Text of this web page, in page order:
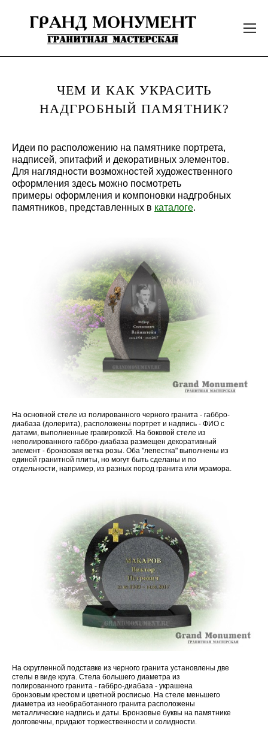
ЧЕМ И КАК УКРАСИТЬ
НАДГРОБНЫЙ ПАМЯТНИК?
Идеи по расположению на памятнике портрета,
надписей, эпитафий и декоративных элементов.
Для наглядности возможностей художественного
оформления здесь можно посмотреть
примеры оформления и компоновки надгробных
памятников, представленных в каталоге.
На основной стеле из полированного черного гранита - габбро-
диабаза (долерита), расположены портрет и надпись - ФИО с
датами, выполненные гравировкой. На боковой стеле из
неполированного габбро-диабаза размещен декоративный
элемент - бронзовая ветка розы. Оба "лепестка" выполнены из
единой гранитной плиты, но могут быть сделаны и по
отдельности, например, из разных пород гранита или мрамора.
На скругленной подставке из черного гранита установлены две
стелы в виде круга. Стела большего диаметра из
полированного гранита - габбро-диабаза - украшена
бронзовым крестом и цветной росписью. На стеле меньшего
диаметра из необработанного гранита расположены
металлические надпись и даты. Бронзовые буквы на памятнике
долговечны, придают торжественности и солидности.